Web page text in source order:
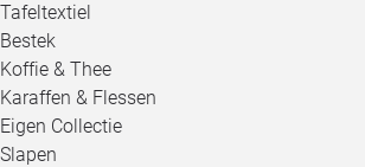
Tafeltextiel
Bestek
Koffie & Thee
Karaffen & Flessen
Eigen Collectie
Slapen